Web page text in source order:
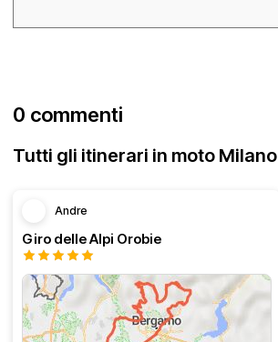
0 commenti
Tutti gli itinerari in moto Milano
Andre
Giro delle Alpi Orobie